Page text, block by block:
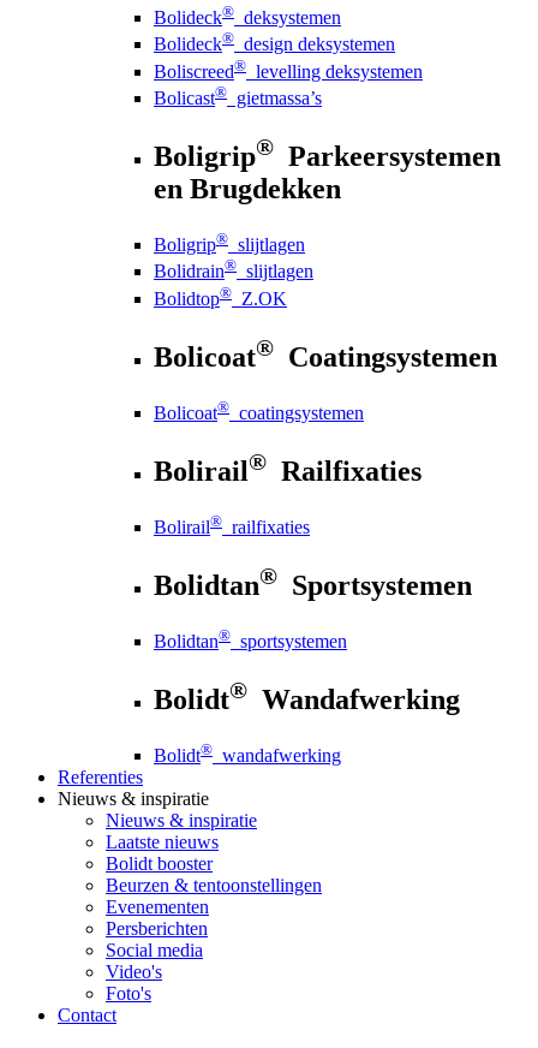
Bolideck® deksystemen
Bolideck® design deksystemen
Boliscreed® levelling deksystemen
Bolicast® gietmassa’s
Boligrip® Parkeersystemen
en Brugdekken
Boligrip® slijtlagen
Bolidrain® slijtlagen
Bolidtop® Z.OK
Bolicoat® Coatingsystemen
Bolicoat® coatingsystemen
Bolirail® Railfixaties
Bolirail® railfixaties
Bolidtan® Sportsystemen
Bolidtan® sportsystemen
Bolidt® Wandafwerking
Bolidt® wandafwerking
Referenties
Nieuws & inspiratie
Nieuws & inspiratie
Laatste nieuws
Bolidt booster
Beurzen & tentoonstellingen
Evenementen
Persberichten
Social media
Video's
Foto's
Contact